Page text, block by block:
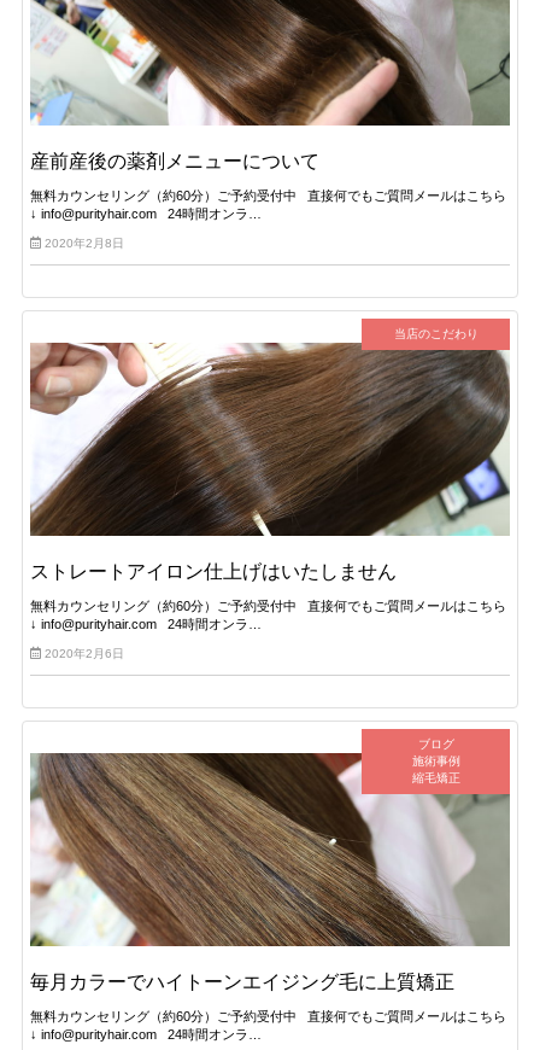
産前産後の薬剤メニューについて
無料カウンセリング（約60分）ご予約受付中 直接何でもご質問メールはこちら
↓ info@purityhair.com 24時間オンラ…
2020年2月8日
当店のこだわり
ストレートアイロン仕上げはいたしません
無料カウンセリング（約60分）ご予約受付中 直接何でもご質問メールはこちら
↓ info@purityhair.com 24時間オンラ…
2020年2月6日
ブログ
施術事例
縮毛矯正
毎月カラーでハイトーンエイジング毛に上質矯正
無料カウンセリング（約60分）ご予約受付中 直接何でもご質問メールはこちら
↓ info@purityhair.com 24時間オンラ…